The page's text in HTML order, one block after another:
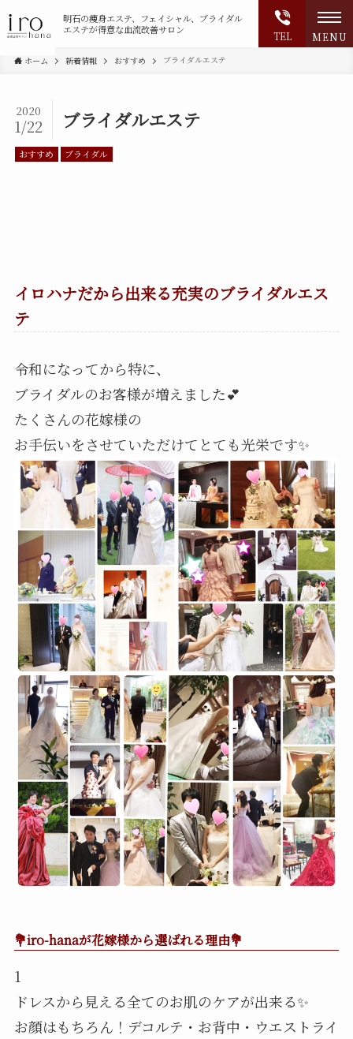
明石の痩身エステ、フェイシャル、ブライダル
エステが得意な血流改善サロン
TEL MENU
ホーム 新着情報 おすすめ ブライダルエステ
ブライダルエステ
2020
1/22
おすすめ ブライダル
イロハナだから出来る充実のブライダルエス
テ
令和になってから特に、
ブライダルのお客様が増えました💕
たくさんの花嫁様の
お手伝いをさせていただけてとても光栄です✨
💐iro-hanaが花嫁様から選ばれる理由💐
1
ドレスから見える全てのお肌のケアが出来る✨
お顔はもちろん！デコルテ・お背中・ウエストライ